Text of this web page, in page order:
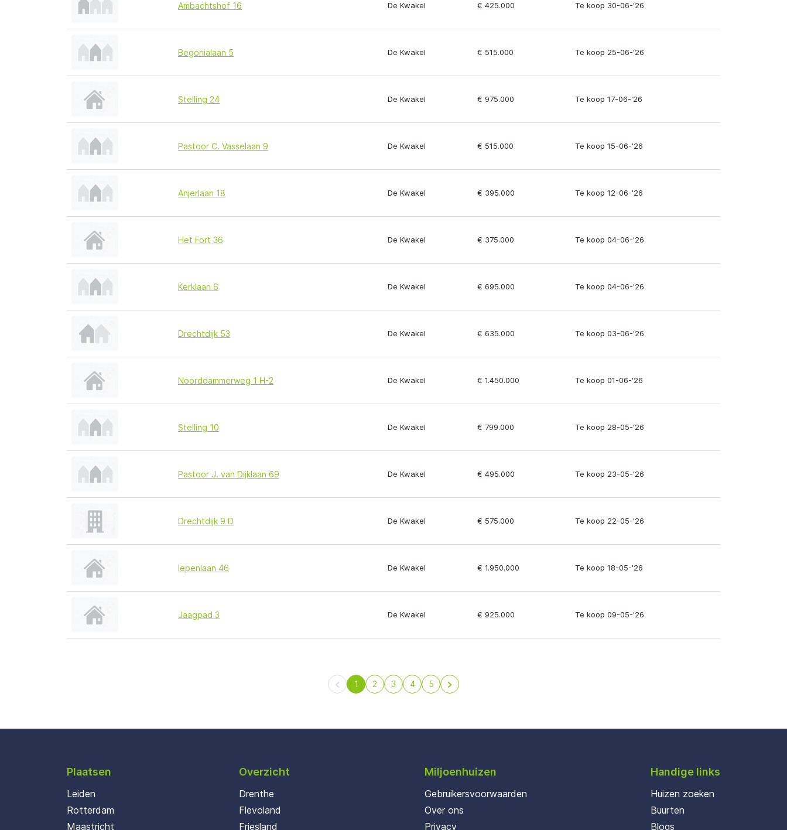
Ambachtshof 16 De Kwakel € 425.000 Te koop 30-06-'26
Begonialaan 5 De Kwakel € 515.000 Te koop 25-06-'26
Stelling 24 De Kwakel € 975.000 Te koop 17-06-'26
Pastoor C. Vasselaan 9 De Kwakel € 515.000 Te koop 15-06-'26
Anjerlaan 18 De Kwakel € 395.000 Te koop 12-06-'26
Het Fort 36 De Kwakel € 375.000 Te koop 04-06-'26
Kerklaan 6 De Kwakel € 695.000 Te koop 04-06-'26
Drechtdijk 53 De Kwakel € 635.000 Te koop 03-06-'26
Noorddammerweg 1 H-2 De Kwakel € 1.450.000 Te koop 01-06-'26
Stelling 10 De Kwakel € 799.000 Te koop 28-05-'26
Pastoor J. van Dijklaan 69 De Kwakel € 495.000 Te koop 23-05-'26
Drechtdijk 9 D De Kwakel € 575.000 Te koop 22-05-'26
Iepenlaan 46 De Kwakel € 1.950.000 Te koop 18-05-'26
Jaagpad 3 De Kwakel € 925.000 Te koop 09-05-'26
1 2 3 4 5
Plaatsen
Leiden
Rotterdam
Maastricht
Overzicht
Drenthe
Flevoland
Friesland
Miljoenhuizen
Gebruikersvoorwaarden
Over ons
Privacy
Handige links
Huizen zoeken
Buurten
Blogs